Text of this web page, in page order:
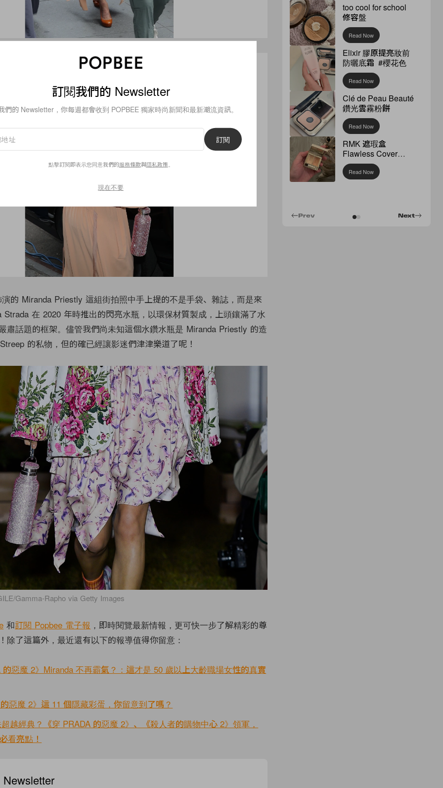
的 Miranda Priestly 這組街拍照中手上提的不是手袋、雜誌，而是來
Strada 在 2020 年時推出的閃亮水瓶，以環保材質製成，上頭鑲滿了水
肅話題的框架。儘管我們尚未知這個水鑽水瓶是 Miranda Priestly 的造
的私物，但的確已經讓影迷們津津樂道了呢！
Gamma-Rapho via Getty Images
和訂閱 Popbee 電子報 ，即時閱覽最新情報，更可快一步了解精彩的尊
除了這篇外，最近還有以下的報導值得你留意：
惡魔 2》Miranda 不再霸氣？：這才是 50 歲以上大齡職場女性的真實
惡魔 2》這 11 個隱藏彩蛋，你留意到了嗎？
越經典？《穿 PRADA 的惡魔 2》、《殺人者的購物中心 2》領軍，
看亮點！
too cool for school
修容盤
Read Now
Elixir 膠原提亮妝前
防曬底霜 #櫻花色
Read Now
Clé de Peau Beauté
鑽光雲霧粉餅
Read Now
RMK 遮瑕盒
Flawless Cover
Concealer
Read Now
Next
Prev
訂閱我們的 Newsletter
們的 Newsletter，你每週都會收到 POPBEE 獨家時尚新聞和最新潮流資訊。
訂閱
點擊訂閱即表示您同意我們的服務條款與隱私政策
現在不要